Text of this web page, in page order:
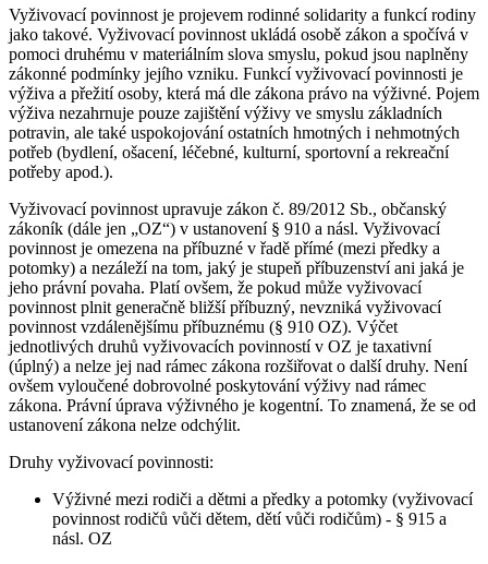
Vyživovací povinnost je projevem rodinné solidarity a funkcí rodiny
jako takové. Vyživovací povinnost ukládá osobě zákon a spočívá v
pomoci druhému v materiálním slova smyslu, pokud jsou naplněny
zákonné podmínky jejího vzniku. Funkcí vyživovací povinnosti je
výživa a přežití osoby, která má dle zákona právo na výživné. Pojem
výživa nezahrnuje pouze zajištění výživy ve smyslu základních
potravin, ale také uspokojování ostatních hmotných i nehmotných
potřeb (bydlení, ošacení, léčebné, kulturní, sportovní a rekreační
potřeby apod.).
Vyživovací povinnost upravuje zákon č. 89/2012 Sb., občanský
zákoník (dále jen „OZ“) v ustanovení § 910 a násl. Vyživovací
povinnost je omezena na příbuzné v řadě přímé (mezi předky a
potomky) a nezáleží na tom, jaký je stupeň příbuzenství ani jaká je
jeho právní povaha. Platí ovšem, že pokud může vyživovací
povinnost plnit generačně bližší příbuzný, nevzniká vyživovací
povinnost vzdálenějšímu příbuznému (§ 910 OZ). Výčet
jednotlivých druhů vyživovacích povinností v OZ je taxativní
(úplný) a nelze jej nad rámec zákona rozšiřovat o další druhy. Není
ovšem vyloučené dobrovolné poskytování výživy nad rámec
zákona. Právní úprava výživného je kogentní. To znamená, že se od
ustanovení zákona nelze odchýlit.
Druhy vyživovací povinnosti:
Výživné mezi rodiči a dětmi a předky a potomky (vyživovací
povinnost rodičů vůči dětem, dětí vůči rodičům) - § 915 a
násl. OZ